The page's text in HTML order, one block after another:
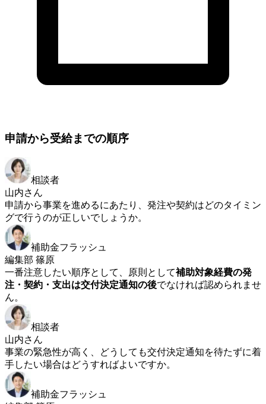
申請から受給までの順序
相談者
山内さん
申請から事業を進めるにあたり、発注や契約はどのタイミン
グで行うのが正しいでしょうか。
補助金フラッシュ
編集部 篠原
一番注意したい順序として、原則として補助対象経費の発
注・契約・支出は交付決定通知の後でなければ認められませ
ん。
相談者
山内さん
事業の緊急性が高く、どうしても交付決定通知を待たずに着
手したい場合はどうすればよいですか。
補助金フラッシュ